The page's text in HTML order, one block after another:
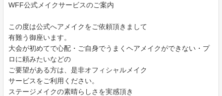
WFF公式メイクサービスのご案内
この度は公式へアメイクをご依頼頂きまして
有難う御座います。
大会が初めてで心配・ご自身でうまくヘアメイクができない・プ
ロに頼みたいなどの
ご要望がある方は、是非オフィシャルメイク
サービスをご利用ください。
ステージメイクの素晴らしさを実感頂き